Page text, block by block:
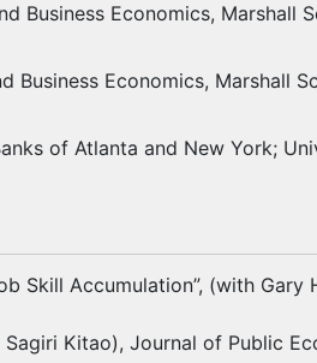
Business Economics, Marshall
Business Economics, Marshall
of Atlanta and New York;
Skill Accumulation”, (with Gary
Kitao), Journal of Public